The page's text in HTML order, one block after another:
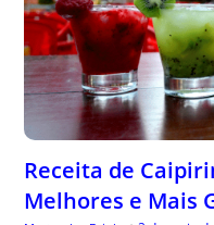
Receita de
Melhores e Mais